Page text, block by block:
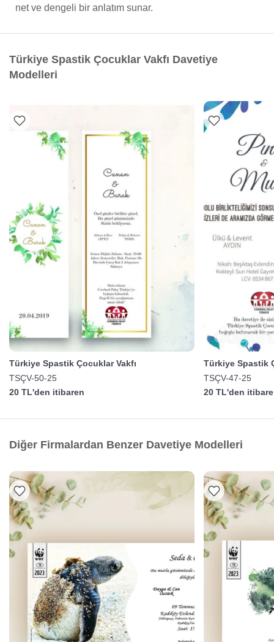
net ve dengeli bir anlatım sunar.
Türkiye Spastik Çocuklar Vakfı Davetiye
Modelleri
Türkiye Spastik Çocuklar Vakfı
TSÇV-50-25
20 TL'den itibaren
Türkiye Spastik
TSÇV-47-25
20 TL'den
Diğer Firmalardan Benzer Davetiye Modelleri